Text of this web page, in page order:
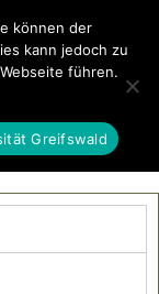
MENÜ
können der
kann jedoch zu
führen.
Greifswald